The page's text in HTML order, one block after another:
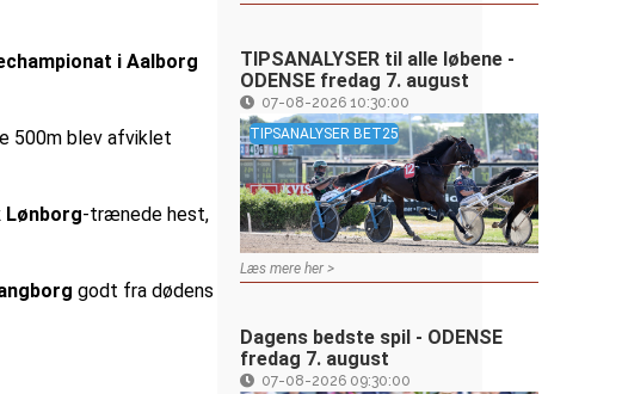
i Aalborg
500m blev afviklet
Lønborg-trænede hest,
godt fra dødens
TIPSANALYSER til alle løbene -
ODENSE fredag 7. august
07-08-2026 10:30:00
TIPSANALYSER BET25
Læs mere her >
Dagens bedste spil - ODENSE
fredag 7. august
07-08-2026 09:30:00